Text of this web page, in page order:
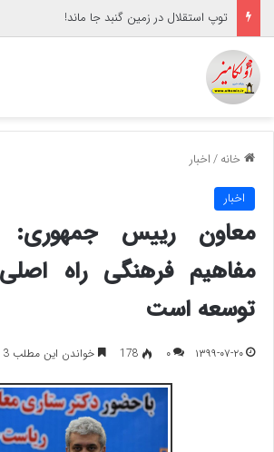
توپ استقلال در زمین گنبد جا ماند!
خانه/اخبار
اخبار
معاون رییس جمهوری:
مفاهیم فرهنگی راه
توسعه است
۱۳۹۹-۰۷-۲۰ ۰ 178 خواندن این مطلب 3 دقیقه زمان میبرد